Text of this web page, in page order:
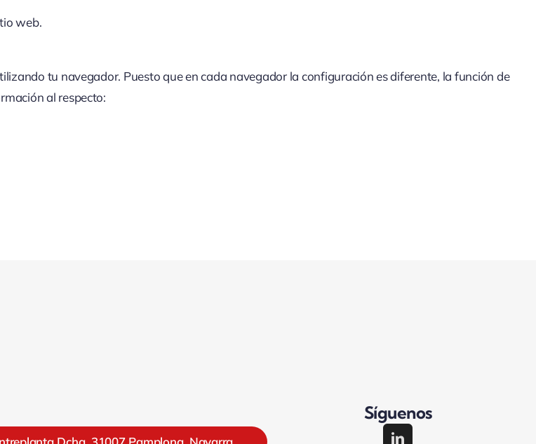
web.
tu navegador. Puesto que en cada navegador la configuración es diferente, la función de
al respecto:
Síguenos